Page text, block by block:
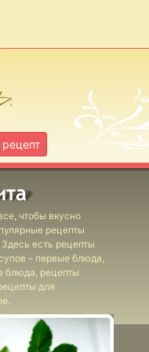
чтобы вкусно
рецепты
есть рецепты
– первые блюда,
блюда, рецепты
для